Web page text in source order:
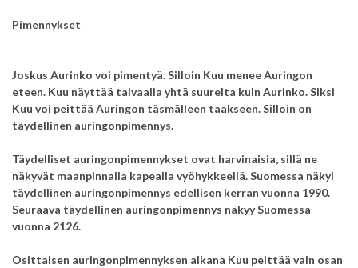
Pimennykset
Joskus Aurinko voi pimentyä. Silloin Kuu menee Auringon
eteen. Kuu näyttää taivaalla yhtä suurelta kuin Aurinko.Siksi
Kuu voi peittää Auringon täsmälleen taakseen. Silloin on
täydellinen auringonpimennys.
Täydelliset auringonpimennykset ovat harvinaisia, sillä ne
näkyvät maanpinnalla kapealla vyöhykkeellä. Suomessa näkyi
täydellinen auringonpimennys edellisen kerran vuonna 1990.
Seuraava täydellinen auringonpimennys näkyy Suomessa
vuonna 2126.
Osittaisen auringonpimennyksen aikana Kuu peittää vain osan